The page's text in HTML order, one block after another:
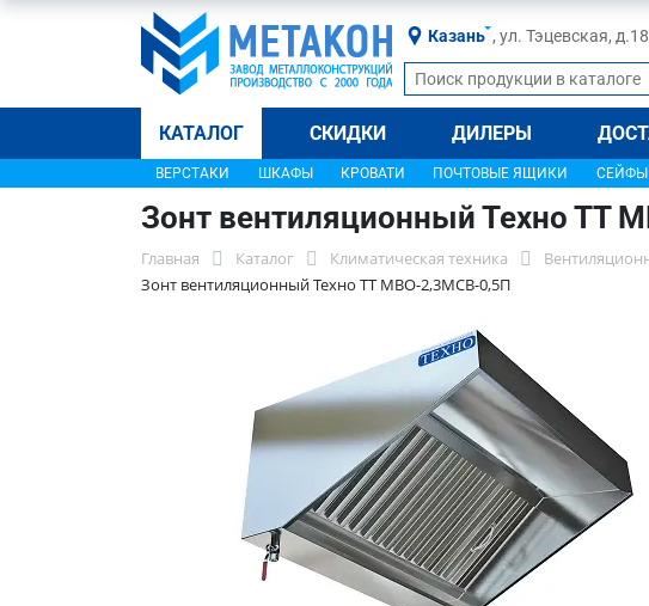
Казань , ул. Тэцевская,
КАТАЛОГ СКИДКИ ДИЛЕРЫ
ВЕРСТАКИ ШКАФЫ КРОВАТИ ПОЧТОВЫЕ ЯЩИКИ СЕЙФЫ
Зонт вентиляционный Техно ТТ
Главная Каталог Климатическая техника
Зонт вентиляционный Техно ТТ МВО-2,3МСВ-0,5П